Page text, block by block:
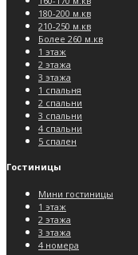
180-200 м.кв
210-250 м.кв
Более 260 м.кв
1 этаж
2 этажа
3 этажа
1 спальня
2 спальни
3 спальни
4 спальни
5 спален
Гостиницы
Мини гостиницы
1 этаж
2 этажа
3 этажа
4 номера